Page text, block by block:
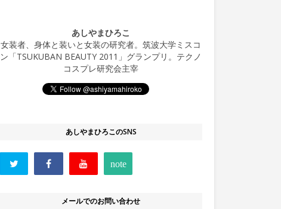
あしやまひろこ
女装者、身体と装いと女装の研究者。筑波大学ミスコ
ン「TSUKUBAN BEAUTY 2011」グランプリ。テクノ
コスプレ研究会主宰
あしやまひろこのSNS
メールでのお問い合わせ